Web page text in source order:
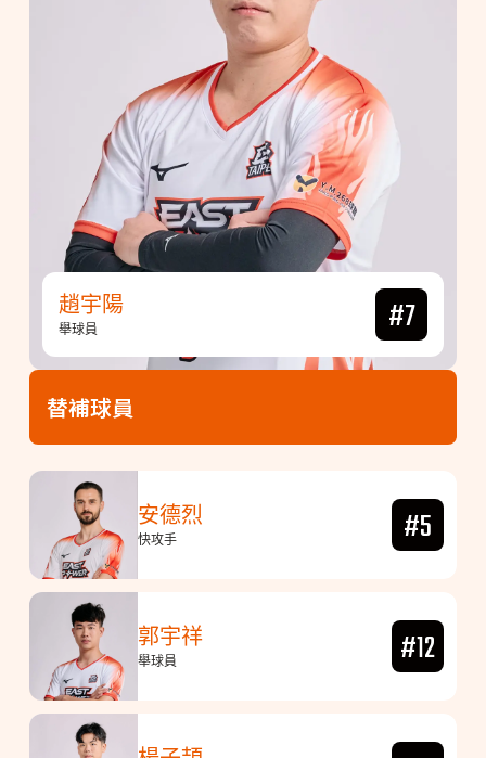
趙宇陽
舉球員 #7
替補球員
安德烈
快攻手 #5
郭宇祥
舉球員 #12